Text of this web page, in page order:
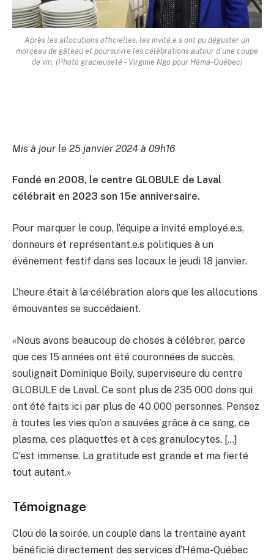
Après les allocutions officielles, les invité.e.s ont pu déguster un
morceau de gâteau et poursuivre les célébrations autour d’une coupe
de vin. (Photo gracieuseté – Virginie Ngo pour Héma-Québec)
Mis à jour le 25 janvier 2024 à 09h16
Fondé en 2008, le centre GLOBULE de Laval
célébrait en 2023 son 15e anniversaire.
Pour marquer le coup, l’équipe a invité employé.e.s,
donneurs et représentant.e.s politiques à un
événement festif dans ses locaux le jeudi 18 janvier.
L’heure était à la célébration alors que les allocutions
émouvantes se succédaient.
«Nous avons beaucoup de choses à célébrer, parce
que ces 15 années ont été couronnées de succès,
soulignait Dominique Boily, superviseure du centre
GLOBULE de Laval. Ce sont plus de 235 000 dons qui
ont été faits ici par plus de 40 000 personnes. Pensez
à toutes les vies qu’on a sauvées grâce à ce sang, ce
plasma, ces plaquettes et à ces granulocytes. […]
C’est immense. La gratitude est grande et ma fierté
tout autant.»
Témoignage
Clou de la soirée, un couple dans la trentaine ayant
bénéficié directement des services d’Héma-Québec